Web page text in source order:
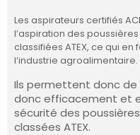
Les aspirateurs certifiés
l’aspiration des
classifiées ATEX, ce qui
l’industrie agroalimentaire.
Ils permettent donc
donc efficacement et
sécurité des
classées ATEX.